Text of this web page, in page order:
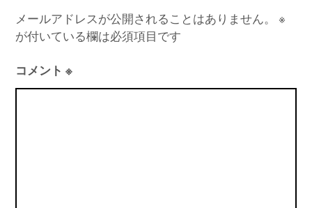
メールアドレスが公開されることはありません。
※
が付いている欄は必須項目です
コメント※